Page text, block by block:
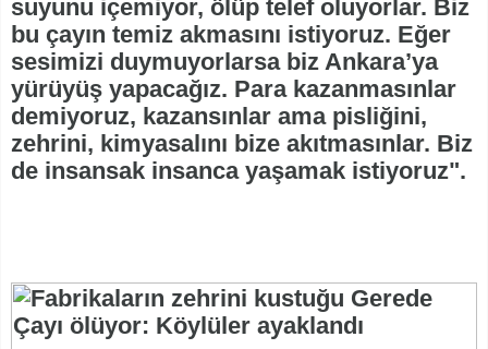
suyunu içemiyor, ölüp telef oluyorlar. Biz
bu çayın temiz akmasını istiyoruz. Eğer
sesimizi duymuyorlarsa biz Ankara’ya
yürüyüş yapacağız. Para kazanmasınlar
demiyoruz, kazansınlar ama pisliğini,
zehrini, kimyasalını bize akıtmasınlar. Biz
de insansak insanca yaşamak istiyoruz".